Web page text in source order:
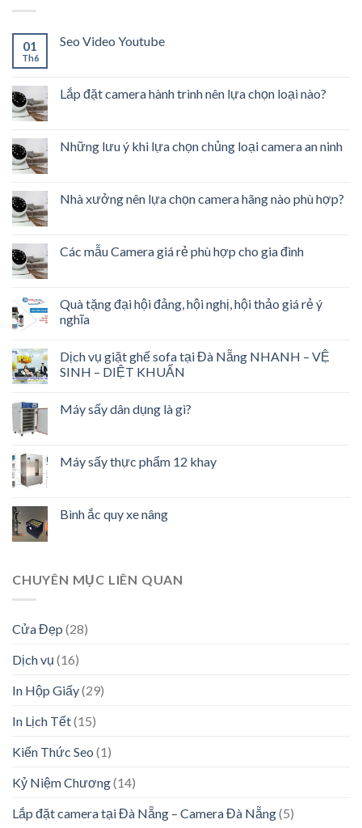
01
Th6
Seo Video Youtube
Lắp đặt camera hành trình nên lựa chọn loại nào?
Những lưu ý khi lựa chọn chủng loại camera an ninh
Nhà xưởng nên lựa chọn camera hãng nào phù hợp?
Các mẫu Camera giá rẻ phù hợp cho gia đình
Quà tặng đại hội đảng, hội nghị, hội thảo giá rẻ ý
nghĩa
Dịch vụ giặt ghế sofa tại Đà Nẵng NHANH – VỆ
SINH – DIỆT KHUẨN
Máy sấy dân dụng là gì?
Máy sấy thực phẩm 12 khay
Bình ắc quy xe nâng
CHUYÊN MỤC LIÊN QUAN
Cửa Đẹp (28)
Dịch vụ (16)
In Hộp Giấy(29)
In Lịch Tết(15)
Kiến Thức Seo (1)
Kỷ Niệm Chương(14)
Lắp đặt camera tại Đà Nẵng – Camera Đà Nẵng(5)